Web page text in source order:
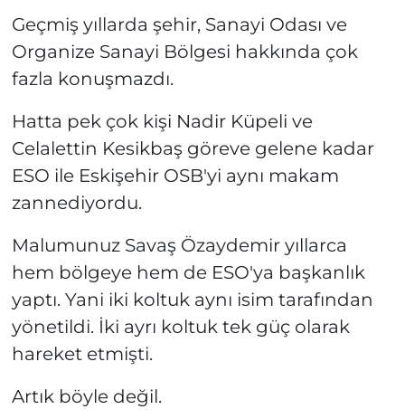
Geçmiş yıllarda şehir, Sanayi Odası ve
Organize Sanayi Bölgesi hakkında çok
fazla konuşmazdı.
Hatta pek çok kişi Nadir Küpeli ve
Celalettin Kesikbaş göreve gelene kadar
ESO ile Eskişehir OSB'yi aynı makam
zannediyordu.
Malumunuz Savaş Özaydemir yıllarca
hem bölgeye hem de ESO'ya başkanlık
yaptı. Yani iki koltuk aynı isim tarafından
yönetildi. İki ayrı koltuk tek güç olarak
hareket etmişti.
Artık böyle değil.